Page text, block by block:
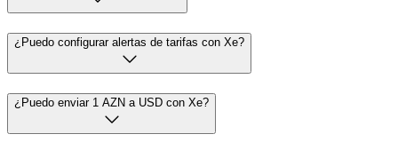
¿Puedo configurar alertas de tarifas con Xe?
¿Puedo enviar 1 AZN a USD con Xe?